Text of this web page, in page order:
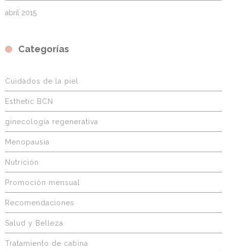
abril 2015
Categorías
Cuidados de la piel
Esthetic BCN
ginecología regenerativa
Menopausia
Nutrición
Promoción mensual
Recomendaciones
Salud y Belleza
Tratamiento de cabina